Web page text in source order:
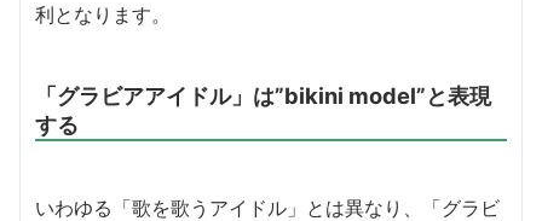
利となります。
「グラビアアイドル」は”bikini model”と表現
する
いわゆる「歌を歌うアイドル」とは異なり、「グラビ